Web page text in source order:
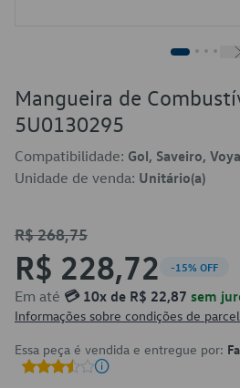
Mangueira de
5U0130295
Compatibilidade: Gol, Saveiro,
Unidade de venda: Unitário(a)
R$ 268,75
R$ 228,72 -15% OFF
Em até 💳 10x de R$ 22,87 sem
Informações sobre condições de
Essa peça é vendida e entregue por: